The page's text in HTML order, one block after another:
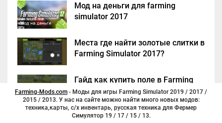
Мод на деньги для farming
simulator 2017
Места где найти золотые слитки в
Farming Simulator 2017?
Гайд как купить поле в Farming
Simulator 2017
Farming-Mods.com
2015 / 2013. У нас на сайте можно найти много новых модов:
техника,карты, с/х инвентарь, русская техника для Фермер
Симулятор 19 / 17 / 15 / 13.